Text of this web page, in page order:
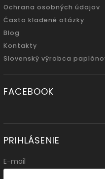
Ochrana osobných údajov
Často kladené otázky
Blog
Kontakty
Slovenský výrobca
FACEBOOK
PRIHLÁSENIE
E-mail